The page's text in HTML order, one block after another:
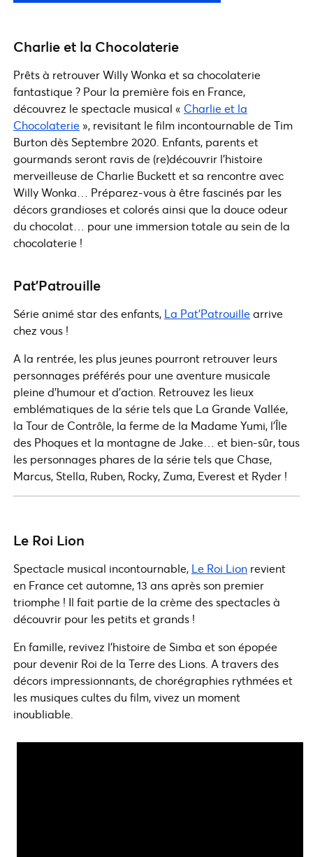
Charlie et la Chocolaterie
Prêts à retrouver Willy Wonka et sa chocolaterie
fantastique ? Pour la première fois en France,
découvrez le spectacle musical « Charlie et la
Chocolaterie », revisitant le film incontournable de Tim
Burton dès Septembre 2020. Enfants, parents et
gourmands seront ravis de (re)découvrir l’histoire
merveilleuse de Charlie Buckett et sa rencontre avec
Willy Wonka… Préparez-vous à être fascinés par les
décors grandioses et colorés ainsi que la douce odeur
du chocolat… pour une immersion totale au sein de la
chocolaterie !
Pat’Patrouille
Série animé star des enfants, La Pat’Patrouillearrive
chez vous !
A la rentrée, les plus jeunes pourront retrouver leurs
personnages préférés pour une aventure musicale
pleine d’humour et d’action. Retrouvez les lieux
emblématiques de la série tels que La Grande Vallée,
la Tour de Contrôle, la ferme de la Madame Yumi, l’Île
des Phoques et la montagne de Jake… et bien-sûr, tous
les personnages phares de la série tels que Chase,
Marcus, Stella, Ruben, Rocky, Zuma, Everest et Ryder !
Le Roi Lion
Spectacle musical incontournable, Le Roi Lion revient
en France cet automne, 13 ans après son premier
triomphe ! Il fait partie de la crème des spectacles à
découvrir pour les petits et grands !
En famille, revivez l’histoire de Simba et son épopée
pour devenir Roi de la Terre des Lions. A travers des
décors impressionnants, de chorégraphies rythmées et
les musiques cultes du film, vivez un moment
inoubliable.